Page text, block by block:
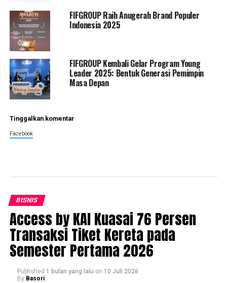
FIFGROUP Raih Anugerah Brand Populer
Indonesia 2025
FIFGROUP Kembali Gelar Program Young
Leader 2025: Bentuk Generasi Pemimpin
Masa Depan
Tinggalkan komentar
Facebook
BISNIS
Access by KAI Kuasai 76 Persen
Transaksi Tiket Kereta pada
Semester Pertama 2026
Published 1 bulan yang lalu on 10 Juli 2026
By Basori